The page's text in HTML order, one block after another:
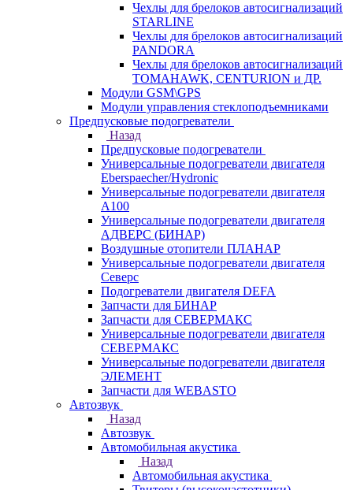
Чехлы для брелоков автосигнализаций
STARLINE
Чехлы для брелоков автосигнализаций
PANDORA
Чехлы для брелоков автосигнализаций
TOMAHAWK, CENTURION и ДР.
Модули GSM\GPS
Модули управления стеклоподъемниками
Предпусковые подогреватели
Назад
Предпусковые подогреватели
Универсальные подогреватели двигателя
Eberspaecher/Hydronic
Универсальные подогреватели двигателя
A100
Универсальные подогреватели двигателя
АДВЕРС (БИНАР)
Воздушные отопители ПЛАНАР
Универсальные подогреватели двигателя
Северс
Подогреватели двигателя DEFA
Запчасти для БИНАР
Запчасти для СЕВЕРМАКС
Универсальные подогреватели двигателя
СЕВЕРМАКС
Универсальные подогреватели двигателя
ЭЛЕМЕНТ
Запчасти для WEBASTO
Автозвук
Назад
Автозвук
Автомобильная акустика
Назад
Автомобильная акустика